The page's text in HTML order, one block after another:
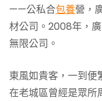
——公私合包養營，
材公司。2008年，
無限公司。
東風如貴客，一到便
在老城區曾經是眾所